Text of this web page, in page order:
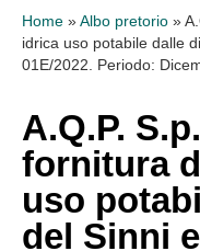
Home » Albo pretorio »
idrica uso potabile dalle
01E/2022. Periodo:
A.Q.P.
fornitura
uso
del Sinni